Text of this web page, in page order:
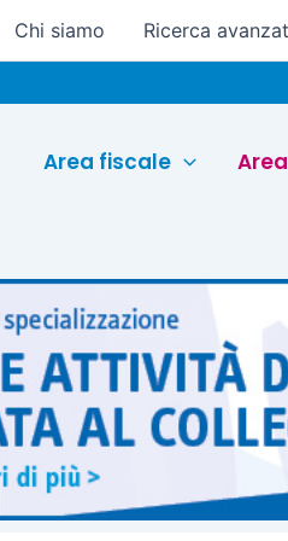
Chi siamo Ricerca
Area fiscale